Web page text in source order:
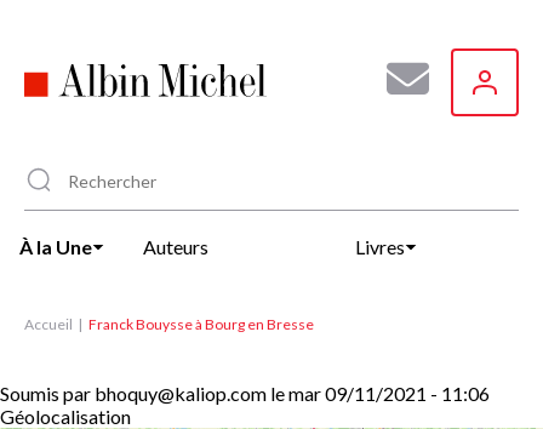
principal
À la Une Auteurs Livres
Accueil Franck Bouysse à Bourg en Bresse
Soumis par bhoquy@kaliop.com lemar 09/11/2021 - 11:06
Géolocalisation